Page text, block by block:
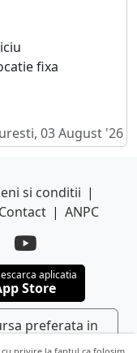
fixa
03 August '26
si conditii |
Contact | ANPC
aplicatia
Store
preferata in